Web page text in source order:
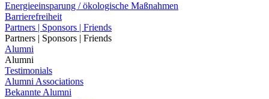
Energieeinsparung / ökologische Maßnahmen
Barrierefreiheit
Partners | Sponsors | Friends
Partners | Sponsors | Friends
Alumni
Alumni
Testimonials
Alumni Associations
Bekannte Alumni